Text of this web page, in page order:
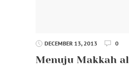
DECEMBER 13, 2013 0
Menuju Makkah al